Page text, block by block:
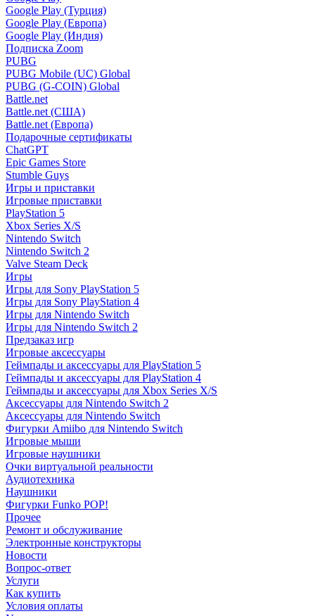
Google Play (Турция)
Google Play (Европа)
Google Play (Индия)
Подписка Zoom
PUBG
PUBG Mobile (UC) Global
PUBG (G-COIN) Global
Battle.net
Battle.net (США)
Battle.net (Европа)
Подарочные сертификаты
ChatGPT
Epic Games Store
Stumble Guys
Игры и приставки
Игровые приставки
PlayStation 5
Xbox Series X/S
Nintendo Switch
Nintendo Switch 2
Valve Steam Deck
Игры
Игры для Sony PlayStation 5
Игры для Sony PlayStation 4
Игры для Nintendo Switch
Игры для Nintendo Switch 2
Предзаказ игр
Игровые аксессуары
Геймпады и аксессуары для PlayStation 5
Геймпады и аксессуары для PlayStation 4
Геймпады и аксессуары для Xbox Series X/S
Аксессуары для Nintendo Switch 2
Аксессуары для Nintendo Switch
Фигурки Amiibo для Nintendo Switch
Игровые мыши
Игровые наушники
Очки виртуальной реальности
Аудиотехника
Наушники
Фигурки Funko POP!
Прочее
Ремонт и обслуживание
Электронные конструкторы
Новости
Вопрос-ответ
Услуги
Как купить
Условия оплаты